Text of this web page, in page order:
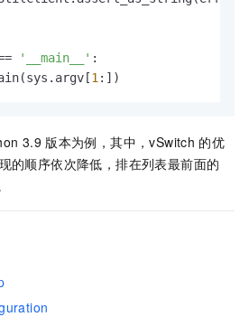
'__main__' :
1
3.9 版本为例，其中，vSwitch 的优
的顺序依次降低，排在列表最前面的